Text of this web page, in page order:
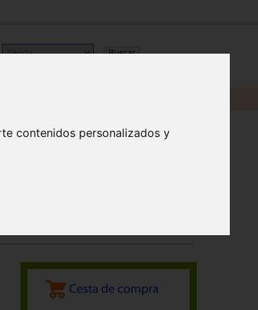
contenidos personalizados y